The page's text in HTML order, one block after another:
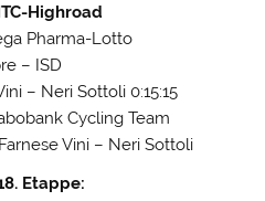
Highroad
Pharma-Lotto
– ISD
– Neri Sottoli 0:15:15
Cycling Team
Vini – Neri Sottoli
Etappe: